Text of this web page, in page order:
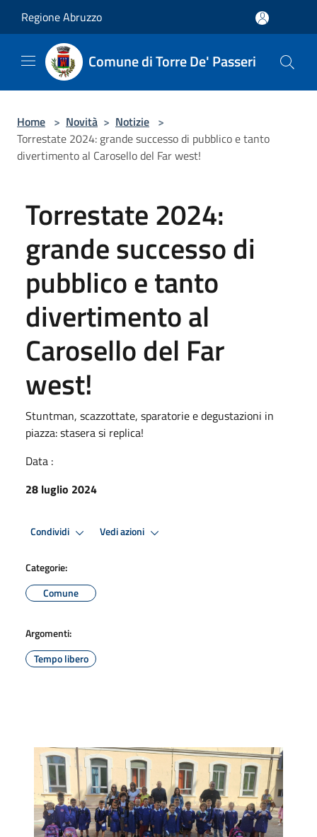
Regione Abruzzo
Comune di Torre De' Passeri
Home > Novità > Notizie >
Torrestate 2024: grande successo di pubblico e tanto
divertimento al Carosello del Far west!
Torrestate 2024:
grande successo di
pubblico e tanto
divertimento al
Carosello del Far
west!
Stuntman, scazzottate, sparatorie e degustazioni in
piazza: stasera si replica!
Data :
28 luglio 2024
Condividi Vedi azioni
Categorie:
Comune
Argomenti:
Tempo libero